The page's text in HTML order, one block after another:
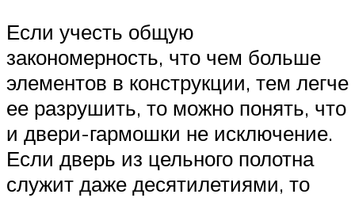
Если учесть общую
закономерность, что чем больше
элементов в конструкции, тем легче
ее разрушить, то можно понять, что
и двери-гармошки не исключение.
Если дверь из цельного полотна
служит даже десятилетиями, то